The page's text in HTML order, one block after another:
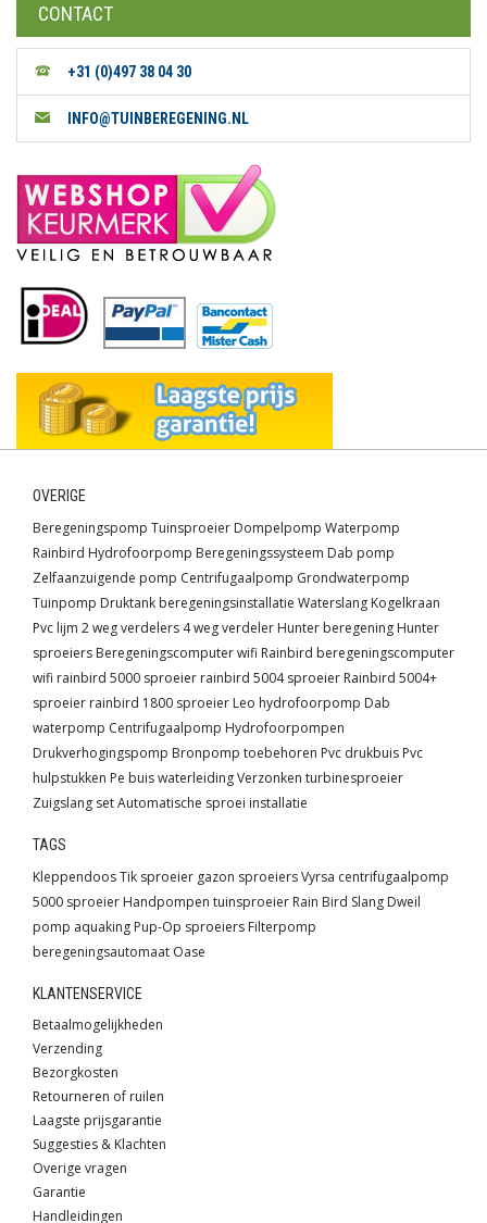
CONTACT
+31 (0)497 38 04 30
INFO@TUINBEREGENING.NL
OVERIGE
Beregeningspomp Tuinsproeier Dompelpomp Waterpomp
Rainbird Hydrofoorpomp Beregeningssysteem Dab pomp
Zelfaanzuigende pomp Centrifugaalpomp Grondwaterpomp
Tuinpomp Druktank beregeningsinstallatie Waterslang Kogelkraan
Pvc lijm 2 weg verdelers 4 weg verdeler Hunter beregening Hunter
sproeiers Beregeningscomputer wifi Rainbird beregeningscomputer
wifi rainbird 5000 sproeier rainbird 5004 sproeier Rainbird 5004+
sproeier rainbird 1800 sproeier Leo hydrofoorpomp Dab
waterpomp Centrifugaalpomp Hydrofoorpompen
Drukverhogingspomp Bronpomp toebehoren Pvc drukbuis Pvc
hulpstukken Pe buis waterleidingVerzonken turbinesproeier
Zuigslang setAutomatische sproei installatie
TAGS
KleppendoosTik sproeier gazon sproeiersVyrsa centrifugaalpomp
5000 sproeier Handpompen tuinsproeier Rain Bird Slang Dweil
pomp aquaking Pup-Op sproeiers Filterpomp
beregeningsautomaat Oase
KLANTENSERVICE
Betaalmogelijkheden
Verzending
Bezorgkosten
Retourneren of ruilen
Laagste prijsgarantie
Suggesties & Klachten
Overige vragen
Garantie
Handleidingen